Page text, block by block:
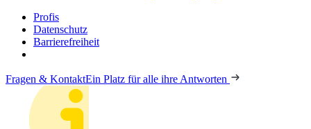
Profis
Datenschutz
Barrierefreiheit
Fragen & KontaktEin Platz für alle ihre Antworten